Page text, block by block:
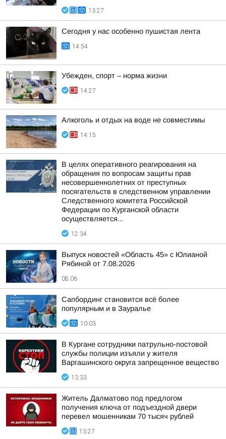
13:27
Сегодня у нас особенно пушистая лента
14:54
Убежден, спорт – норма жизни
14:27
Алкоголь и отдых на воде не совместимы
14:15
В целях оперативного реагирования на
обращения по вопросам защиты прав
несовершеннолетних от преступных
посягательств в следственном управлении
Следственного комитета Российской
Федерации по Курганской области
осуществляется...
12:34
Выпуск новостей «Область 45» с Юлианой
Рябиной от 7.08.2026
08:06
Сапбординг становится всё более
популярным и в Зауралье
10:03
В Кургане сотрудники патрульно-постовой
службы полиции изъяли у жителя
Варгашинского округа запрещенное вещество
13:33
Житель Далматово под предлогом
получения ключа от подъездной двери
перевел мошенникам 70 тысяч рублей
13:27